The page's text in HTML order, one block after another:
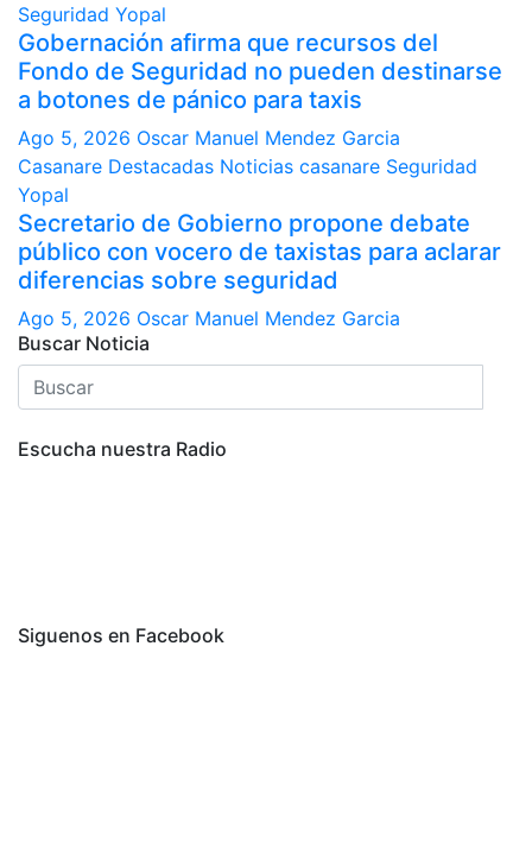
Seguridad Yopal
Gobernación afirma que recursos del
Fondo de Seguridad no pueden destinarse
a botones de pánico para taxis
Ago 5, 2026 Oscar Manuel Mendez Garcia
Casanare Destacadas Noticias casanare Seguridad
Yopal
Secretario de Gobierno propone debate
público con vocero de taxistas para aclarar
diferencias sobre seguridad
Ago 5, 2026 Oscar Manuel Mendez Garcia
Buscar Noticia
Escucha nuestra Radio
Siguenos en Facebook